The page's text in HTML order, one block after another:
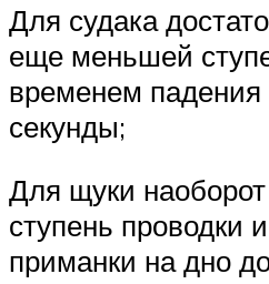
Для судака
еще меньшей
временем
секунды;
Для щуки
ступень проводки
приманки на дно